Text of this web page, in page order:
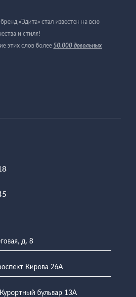
«Эдита» стал известен на всю
и стиля!
этих слов более 50.000 довольных
д. 8
Кирова 26А
бульвар 13А